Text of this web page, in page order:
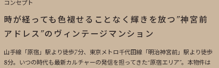
コンセプト
時が経っても色褪せることなく輝きを放つ”神宮前
アドレス”のヴィンテージマンション
山手線「原宿」駅より徒歩7分、東京メトロ千代田線「明治神宮前」駅より徒歩
8分。いつの時代も最新カルチャーの発信を担ってきた“原宿エリア”。本物件は